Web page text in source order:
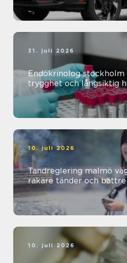
31. juli 2026
Endokrinolog stockholm kunskap,
trygghet och långsiktig
10. juli 2026
Tandreglering malmö vägledning till
rakare tänder och
10. juli 2026